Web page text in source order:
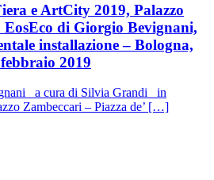
e ArtCity 2019, Palazzo
EosEco di Giorgio Bevignani,
installazione – Bologna,
2019
a cura di Silvia Grandi in
Zambeccari – Piazza de’ […]